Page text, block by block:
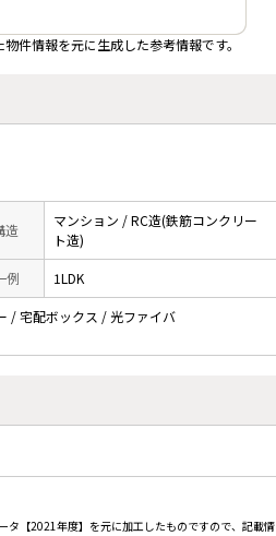
件情報を元に生成した参考情報です。
造
マンション / RC造(鉄筋コンクリー
ト造)
例 1LDK
/ 宅配ボックス / 光ファイバ
タ【2021年度】を元に加工したものですので、記載情